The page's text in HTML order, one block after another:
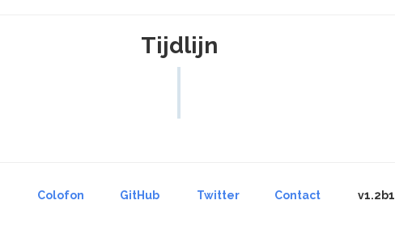
Tijdlijn
Colofon GitHub Twitter Contact v1.2b1